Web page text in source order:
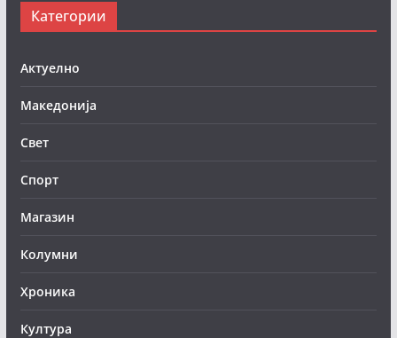
Категории
Актуелно
Македонија
Свет
Спорт
Магазин
Колумни
Хроника
Култура